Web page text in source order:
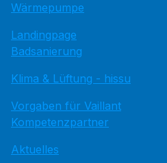
Wärmepumpe
Landingpage
Badsanierung
Klima & Lüftung - hissu
Vorgaben für Vaillant
Kompetenzpartner
Aktuelles